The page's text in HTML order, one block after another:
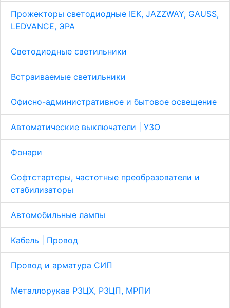
Прожекторы светодиодные IEK, JAZZWAY, GAUSS,
LEDVANCE, ЭРА
Светодиодные светильники
Встраиваемые светильники
Офисно-административное и бытовое освещение
Автоматические выключатели | УЗО
Фонари
Софтстартеры, частотные преобразователи и
стабилизаторы
Автомобильные лампы
Кабель | Провод
Провод и арматура СИП
Металлорукав Р3ЦХ, Р3ЦП, МРПИ